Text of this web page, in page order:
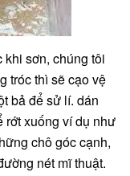
khi sơn, chúng tôi
tróc thì sẽ cạo vệ
bả để sử lí. dán
rớt xuống ví dụ như
chô góc cạnh,
nét mĩ thuật.